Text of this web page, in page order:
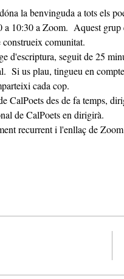
la benvinguda a tots els
a 10:30 a Zoom.  Aquest
comunitat.
Si us plau, tingueu en
cada cop.
de CalPoets en dirigirà.
recurrent i l'enllaç de